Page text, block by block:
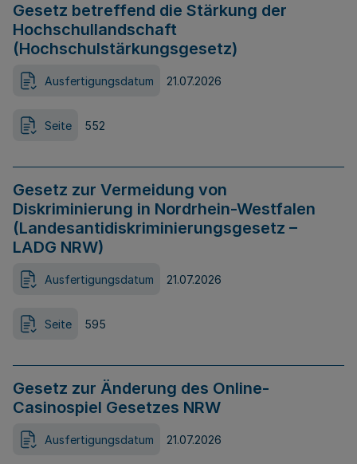
Gesetz betreffend die Stärkung der
Hochschullandschaft
(Hochschulstärkungsgesetz)
Ausfertigungsdatum 21.07.2026
Seite 552
Gesetz zur Vermeidung von
Diskriminierung in Nordrhein-Westfalen
(Landesantidiskriminierungsgesetz –
LADG NRW)
Ausfertigungsdatum 21.07.2026
Seite 595
Gesetz zur Änderung des Online-
Casinospiel Gesetzes NRW
Ausfertigungsdatum 21.07.2026